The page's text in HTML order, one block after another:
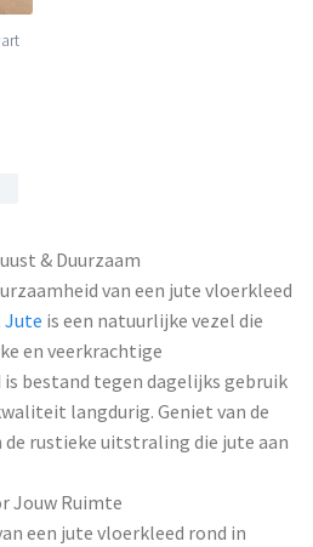
& Duurzaam
van een jute vloerkleed
Jute is een natuurlijke vezel die
en veerkrachtige
bestand tegen dagelijks gebruik
langdurig. Geniet van de
rustieke uitstraling die jute aan
Jouw Ruimte
een jute vloerkleed rond in